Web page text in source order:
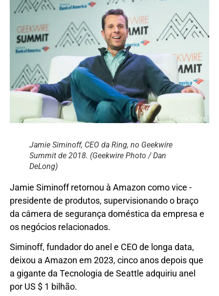
Jamie Siminoff, CEO da Ring, no Geekwire
Summit de 2018. (Geekwire Photo / Dan
DeLong)
Jamie Siminoff retornou à Amazon como vice -
presidente de produtos, supervisionando o braço
da câmera de segurança doméstica da empresa e
os negócios relacionados.
Siminoff, fundador do anel e CEO de longa data,
deixou a Amazon em 2023, cinco anos depois que
a gigante da Tecnologia de Seattle adquiriu anel
por US $ 1 bilhão.